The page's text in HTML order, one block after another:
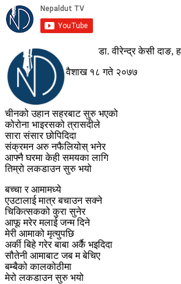
डा. वीरेन्द्र केसी दाङ,
वैशाख १८ गते २०७७
चीनको उहान सहरबाट सुरु भएको
कोरोना भाइरसको त्रासदीले
सारा संसार छोपिदिदा
संक्रमन अरु नफैलियोस् भनेर
आफ्नै घरमा केही समयका लागि
तिम्रो लकडाउन सुरु भयो
बच्चा र आमामध्ये
एउटालाई मात्र बचाउन सक्ने
चिकित्सकको कुरा सुनेर
आफू मरेर मलाई जन्म दिने
मेरी आमाको मृत्युपछि
अर्की बिहे गरेर बाबा अर्कै भइदिदा
सौतेनी आमाबाट जब म बेचिए
बम्बैको कालकोठीमा
मेरो लकडाउन सुरु भयो